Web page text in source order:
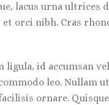
lacus urna ultrices
orci nibh. Cras
id accumsan
leo. Nullam
ornare.